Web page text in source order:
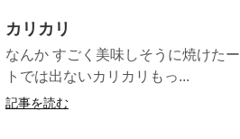
カリカリ
なんか すごく美味しそうに焼けたー
トでは出ないカリカリもっ...
記事を読む